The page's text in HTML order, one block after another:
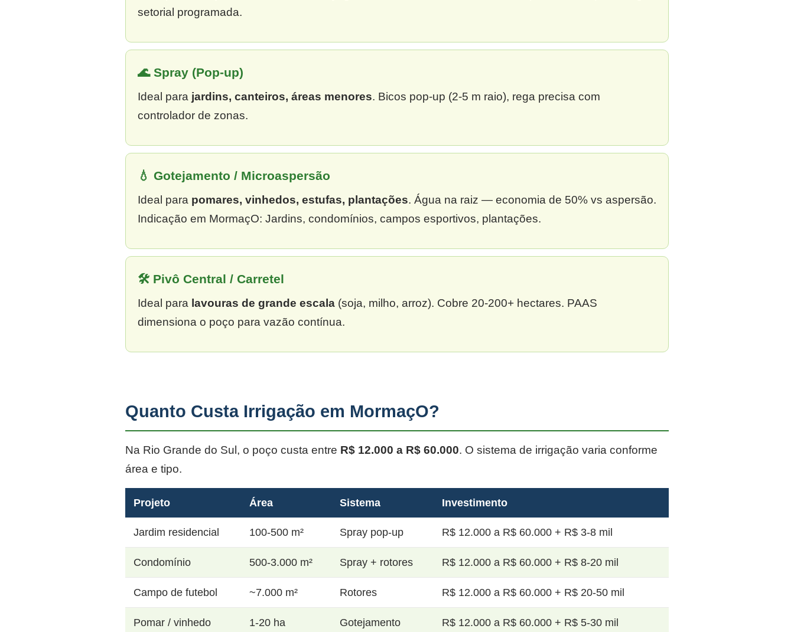
setorial programada.
🌊 Spray (Pop-up)
Ideal para jardins, canteiros, áreas menores. Bicos pop-up (2-5 m raio), rega precisa com
controlador de zonas.
💧 Gotejamento / Microaspersão
Ideal para pomares, vinhedos, estufas, plantações. Água na raiz — economia de 50% vs aspersão.
Indicação em MormaçO: Jardins, condomínios, campos esportivos, plantações.
🛠 Pivô Central / Carretel
Ideal para lavouras de grande escala (soja, milho, arroz). Cobre 20-200+ hectares. PAAS
dimensiona o poço para vazão contínua.
Quanto Custa Irrigação em MormaçO?
Na Rio Grande do Sul, o poço custa entre R$ 12.000 a R$ 60.000. O sistema de irrigação varia conforme
área e tipo.
Projeto Área Sistema Investimento
Jardim residencial 100-500 m² Spray pop-up R$ 12.000 a R$ 60.000 + R$ 3-8 mil
Condomínio 500-3.000 m² Spray + rotores R$ 12.000 a R$ 60.000 + R$ 8-20 mil
Campo de futebol ~7.000 m² Rotores R$ 12.000 a R$ 60.000 + R$ 20-50 mil
Pomar / vinhedo 1-20 ha Gotejamento R$ 12.000 a R$ 60.000 + R$ 5-30 mil